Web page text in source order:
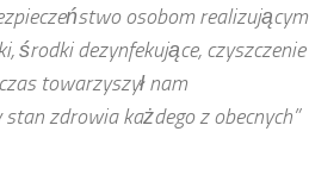
osobom realizującym
środki dezynfekujące, czyszczenie
towarzyszył nam
zdrowia każdego z obecnych”